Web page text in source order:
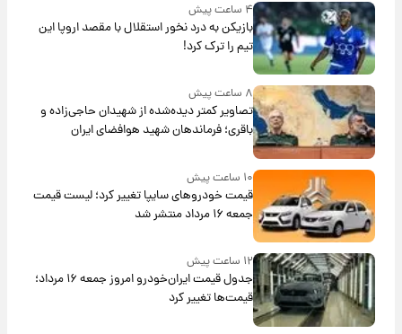
۴ ساعت پیش
بازیکن به درد نخور استقلال با مقصد اروپا این
تیم را ترک کرد!
۸ ساعت پیش
تصاویر کمتر دیده‌شده از شهیدان حاجی‌زاده و
باقری؛ فرماندهان شهید هوافضای ایران
۱۰ ساعت پیش
قیمت خودروهای سایپا تغییر کرد؛ لیست قیمت
جمعه ۱۶ مرداد منتشر شد
۱۲ ساعت پیش
جدول قیمت ایران‌خودرو امروز جمعه ۱۶ مرداد؛
قیمت‌ها تغییر کرد